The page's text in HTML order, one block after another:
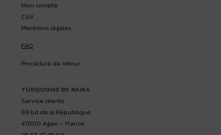
Mon compte
CGV
Mentions légales
FAQ
Procédure de retour
TURQUOISE BY RAMA
Service clients
89 bd de la République
47000 Agen – France